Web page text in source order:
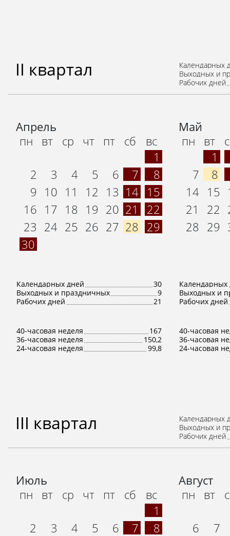
II квартал
Календарных
Выходных и
Рабочих дней
Апрель
пн
вт ср чт пт сб
вс
1
2
3 4 5 6 7
8
9 10 11 12 13 14 15
16 17 18 19 20 21
22
23 24 25 26 27 28 29
30
Календарных дней
30
Выходных и праздничных
9
Рабочих дней
21
40-часовая неделя
167
36-часовая неделя
150,2
24-часовая неделя
99,8
Май
пн
вт
1
7
8
14 15
21
22
28 29
Календарных
Выходных и
Рабочих дней
40-часовая
36-часовая
24-часовая
III квартал
Календарных
Выходных и
Рабочих дней
Июль
пн
вт ср чт пт сб
вс
1
2
3 4 5 6 7
8
Август
пн
вт
6
7